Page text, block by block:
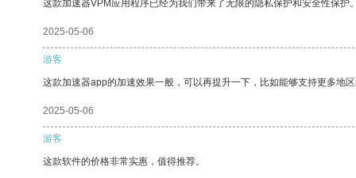
这款加速器VPM应用程序已经为我们带来了无限的隐私保护和安全性保护。
2025-05-06
游客
这款加速器app的加速效果一般，可以再提升一下，比如能够支持更多地区
2025-05-06
游客
这款软件的价格非常实惠，值得推荐。